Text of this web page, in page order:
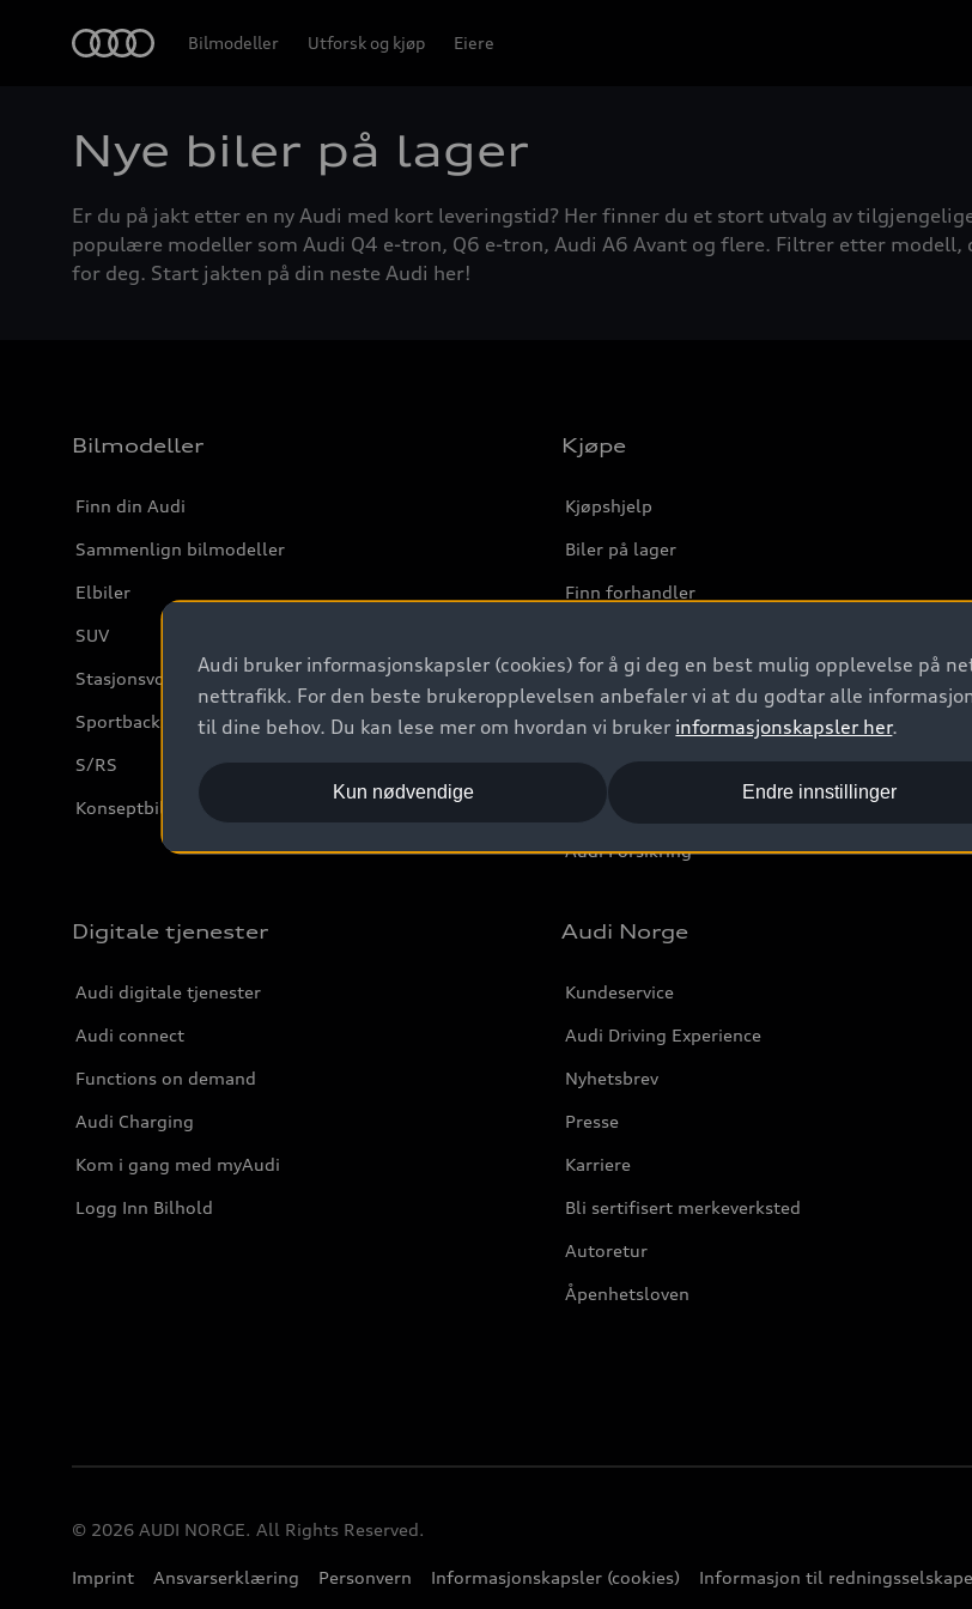
Bilmodeller Utforsk og kjøp Eiere
Nye biler på lager
Er du på jakt etter en ny Audi med kort leveringstid? Her finner du et stort utvalg av
populære modeller som Audi Q4 e-tron, Q6 e-tron, Audi A6 Avant og flere. Filtrer etter
for deg. Start jakten på din neste Audi her!
Bilmodeller
Finn din Audi
Sammenlign bilmodeller
Elbiler
SUV
Stasjonsvogn
Sportback
S/RS
Konseptbiler og prototyper
Kjøpe
Kjøpshjelp
Biler på lager
Finn forhandler
Kontakt forhandler
Prislister
Leasing
Bilgarantier
Audi Forsikring
Digitale tjenester
Audi digitale tjenester
Audi connect
Functions on demand
Audi Charging
Kom i gang med myAudi
Logg Inn Bilhold
Audi Norge
Kundeservice
Audi Driving Experience
Nyhetsbrev
Presse
Karriere
Bli sertifisert merkeverksted
Autoretur
Åpenhetsloven
© 2026 AUDI NORGE. All Rights Reserved.
Imprint Ansvarserklæring Personvern Informasjonskapsler (cookies) Informasjon til
Audi bruker informasjonskapsler (cookies) for å gi deg en best mulig opplevelse på
nettrafikk. For den beste brukeropplevelsen anbefaler vi at du godtar alle
til dine behov. Du kan lese mer om hvordan vi bruker informasjonskapsler her.
Kun nødvendige Endre innstillinger